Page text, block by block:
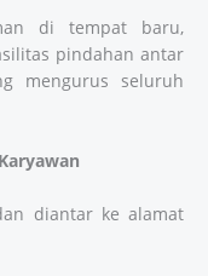
di tempat baru,
pindahan antar
mengurus seluruh
diantar ke alamat